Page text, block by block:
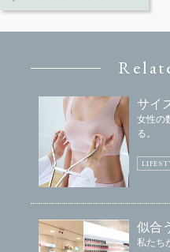
サイ
女性の
る。
LIFE
似合
私たち